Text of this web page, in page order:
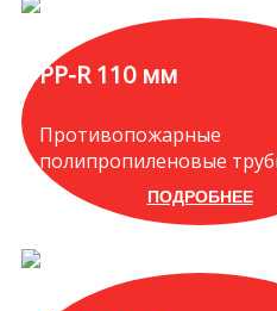
PP-R 110 мм
Противопожарные
полипропиленовые
ПОДРОБНЕЕ